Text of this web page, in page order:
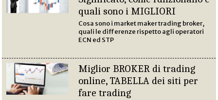
quali sono i MIGLIORI
Cosa sono i market maker trading broker,
quali le differenze rispetto agli operatori
ECN ed STP
Miglior BROKER di trading
online, TABELLA dei siti per
fare trading